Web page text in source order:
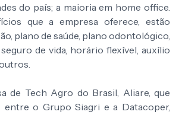
do país; a maioria em home office.
que a empresa oferece, estão
plano de saúde, plano odontológico,
de vida, horário flexível, auxílio
de Tech Agro do Brasil, Aliare, que
entre o Grupo Siagri e a Datacoper,